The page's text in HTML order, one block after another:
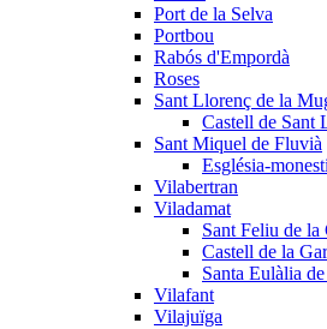
Port de la Selva
Portbou
Rabós d'Empordà
Roses
Sant Llorenç de la
Castell de Sant
Sant Miquel de Fluvià
Església-
Vilabertran
Viladamat
Sant Feliu de la
Castell de la
Santa Eulàlia
Vilafant
Vilajuïga